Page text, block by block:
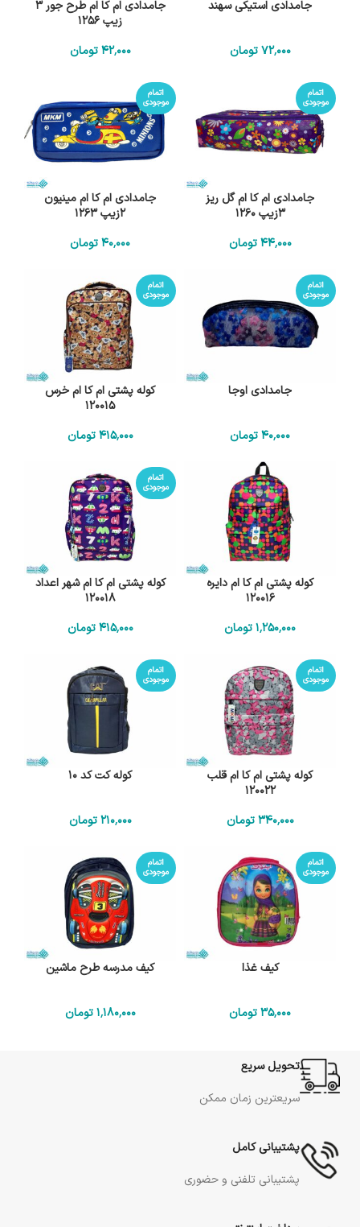
جامدادی استیکی سهند
72٬000 تومان
جامدادی ام کا ام طرح جور 3
زیپ 1256
42٬000 تومان
اتمام
موجودی
جامدادی ام کا ام گل ریز
3زیپ 1260
44٬000 تومان
اتمام
موجودی
جامدادی ام کا ام مینیون
2زیپ 1263
40٬000تومان
اتمام
موجودی
جامدادی اوجا
40٬000تومان
اتمام
موجودی
کوله پشتی ام کا ام خرس
120015
415٬000 تومان
کوله پشتی ام کا ام دایره
120016
1٬250٬000تومان
اتمام
موجودی
کوله پشتی ام کا ام شهر اعداد
120018
415٬000 تومان
اتمام
موجودی
کوله پشتی ام کا ام قلب
120022
340٬000 تومان
اتمام
موجودی
کوله کت کد 10
210٬000 تومان
اتمام
موجودی
کیف غذا
35٬000تومان
اتمام
موجودی
کیف مدرسه طرح ماشین
1٬180٬000 تومان
تحویل سریع
سریعترین زمان ممکن
پشتیبانی کامل
پشتیبانی تلفنی و حضوری